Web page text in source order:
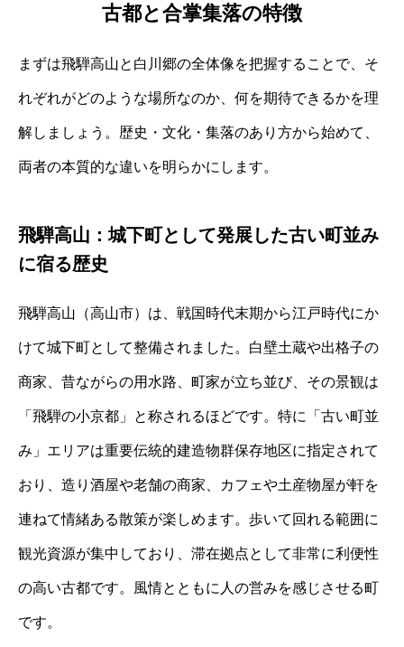
古都と合掌集落の特徴
まずは飛騨高山と白川郷の全体像を把握することで、そ
れぞれがどのような場所なのか、何を期待できるかを理
解しましょう。歴史・文化・集落のあり方から始めて、
両者の本質的な違いを明らかにします。
飛騨高山：城下町として発展した古い町並み
に宿る歴史
飛騨高山（高山市）は、戦国時代末期から江戸時代にか
けて城下町として整備されました。白壁土蔵や出格子の
商家、昔ながらの用水路、町家が立ち並び、その景観は
「飛騨の小京都」と称されるほどです。特に「古い町並
み」エリアは重要伝統的建造物群保存地区に指定されて
おり、造り酒屋や老舗の商家、カフェや土産物屋が軒を
連ねて情緒ある散策が楽しめます。歩いて回れる範囲に
観光資源が集中しており、滞在拠点として非常に利便性
の高い古都です。風情とともに人の営みを感じさせる町
です。